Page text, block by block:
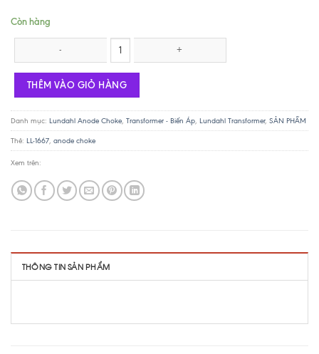
Còn hàng
THÊM VÀO GIỎ HÀNG
Danh mục: Lundahl Anode Choke, Transformer - Biến Áp, Lundahl Transformer, SẢN PHẨM
Thẻ: LL-1667, anode choke
Xem trên:
THÔNG TIN SẢN PHẨM